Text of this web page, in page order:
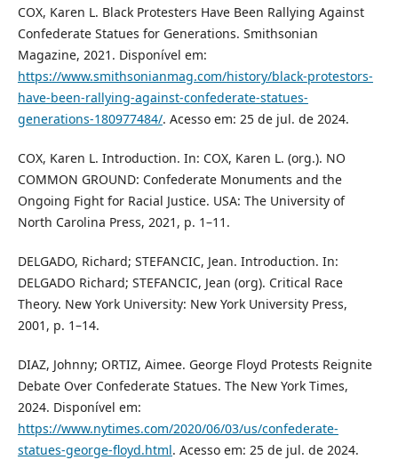
COX, Karen L. Black Protesters Have Been Rallying Against
Confederate Statues for Generations. Smithsonian
Magazine, 2021. Disponível em:
https://www.smithsonianmag.com/history/black-protestors-
have-been-rallying-against-confederate-statues-
generations-180977484/. Acesso em: 25 de jul. de 2024.
COX, Karen L. Introduction. In: COX, Karen L. (org.). NO
COMMON GROUND: Confederate Monuments and the
Ongoing Fight for Racial Justice. USA: The University of
North Carolina Press, 2021, p. 1–11.
DELGADO, Richard; STEFANCIC, Jean. Introduction. In:
DELGADO Richard; STEFANCIC, Jean (org). Critical Race
Theory. New York University: New York University Press,
2001, p. 1–14.
DIAZ, Johnny; ORTIZ, Aimee. George Floyd Protests Reignite
Debate Over Confederate Statues. The New York Times,
2024. Disponível em:
https://www.nytimes.com/2020/06/03/us/confederate-
statues-george-floyd.html. Acesso em: 25 de jul. de 2024.